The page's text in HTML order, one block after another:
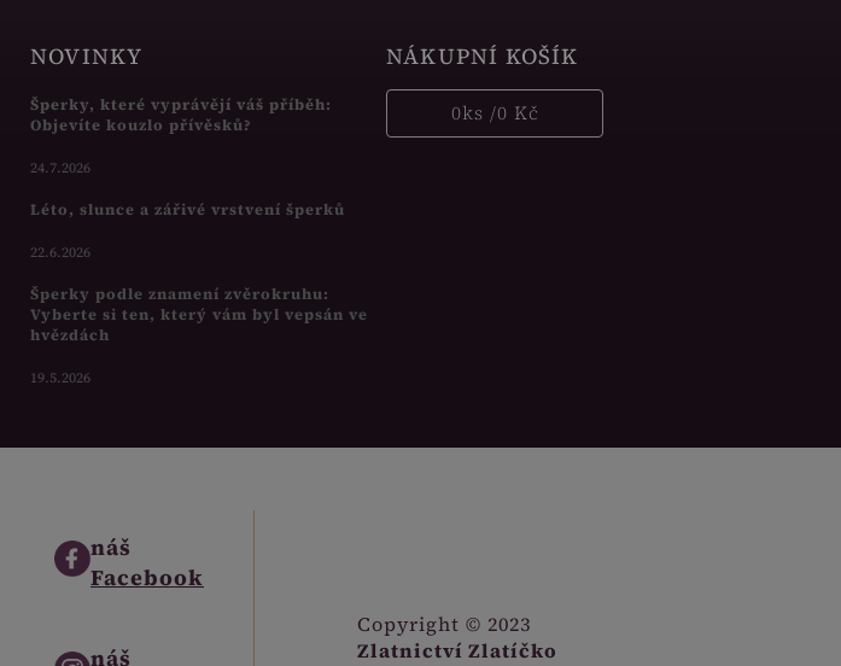
NOVINKY
Šperky, které vyprávějí váš příběh:
Objevíte kouzlo přívěsků?
24.7.2026
Léto, slunce a zářivé vrstvení šperků
22.6.2026
Šperky podle znamení zvěrokruhu:
Vyberte si ten, který vám byl vepsán ve
hvězdách
19.5.2026
NÁKUPNÍ KOŠÍK
0ks /0 Kč
náš
Facebook
náš
Copyright © 2023
Zlatnictví Zlatíčko